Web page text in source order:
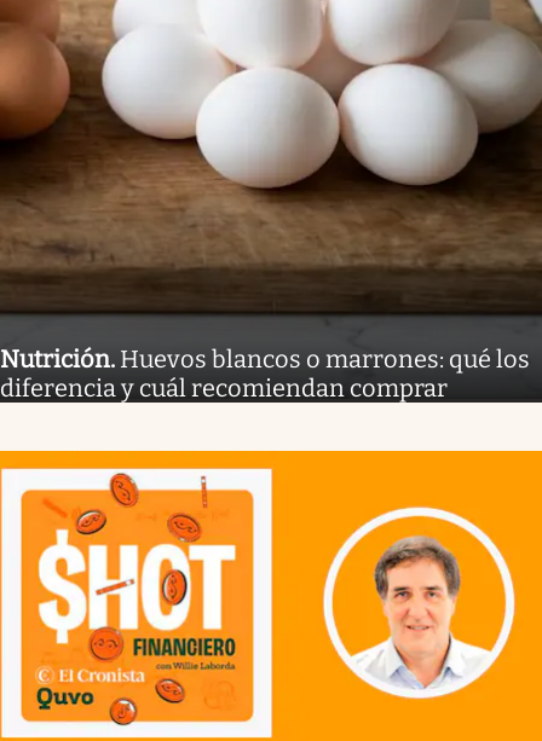
Nutrición. Huevos blancos o marrones: qué los
diferencia y cuál recomiendan comprar